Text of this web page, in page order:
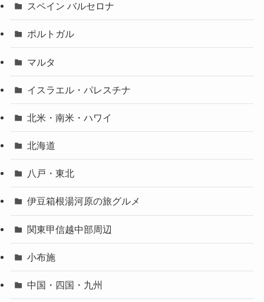
スペイン バルセロナ
ポルトガル
マルタ
イスラエル・パレスチナ
北米・南米・ハワイ
北海道
八戸・東北
伊豆箱根湯河原の旅グルメ
関東甲信越中部周辺
小布施
中国・四国・九州